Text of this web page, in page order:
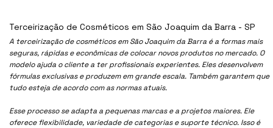
A terceirização de cosméticos em São Joaquim da Barra é a formas mais
seguras, rápidas e econômicas de colocar novos produtos no mercado. O
modelo ajuda o cliente a ter profissionais experientes. Eles desenvolvem
fórmulas exclusivas e produzem em grande escala. Também garantem que
tudo esteja de acordo com as normas atuais.
Esse processo se adapta a pequenas marcas e a projetos maiores. Ele
oferece flexibilidade, variedade de categorias e suporte técnico. Isso é
Terceirização de Cosméticos em São Joaquim da Barra - SP